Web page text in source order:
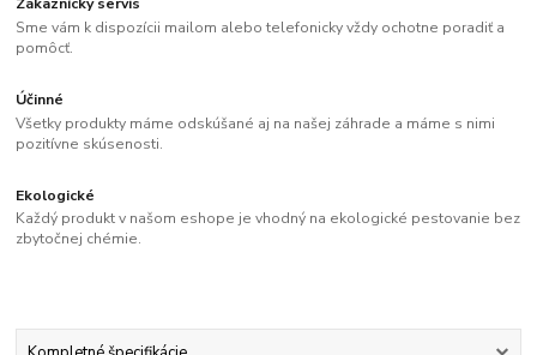
Sme vám k dispozícii mailom alebo telefonicky vždy ochotne poradiť a
pomôcť.
Účinné
Všetky produkty máme odskúšané aj na našej záhrade a máme s nimi
pozitívne skúsenosti.
Ekologické
Každý produkt v našom eshope je vhodný na ekologické pestovanie bez
zbytočnej chémie.